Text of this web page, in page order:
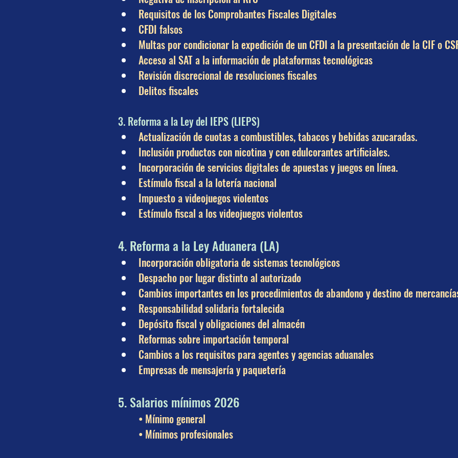
Requisitos de los Comprobantes Fiscales Digitales
CFDI falsos
Multas por condicionar la expedición de un CFDI a la presentación de la CIF o
Acceso al SAT a la información de plataformas tecnológicas
Revisión discrecional de resoluciones fiscales
Delitos fiscales
3. Reforma a la Ley del IEPS (LIEPS)
Actualización de cuotas a combustibles, tabacos y bebidas azucaradas.
Inclusión productos con nicotina y con edulcorantes artificiales.
Incorporación de servicios digitales de apuestas y juegos en línea.
Estímulo fiscal a la lotería nacional
Impuesto a videojuegos violentos
Estímulo fiscal a los videojuegos violentos
4. Reforma a la Ley Aduanera (LA)
Incorporación obligatoria de sistemas tecnológicos
Despacho por lugar distinto al autorizado
Cambios importantes en los procedimientos de abandono y destino de
Responsabilidad solidaria fortalecida
Depósito fiscal y obligaciones del almacén
Reformas sobre importación temporal
Cambios a los requisitos para agentes y agencias aduanales
Empresas de mensajería y paquetería
5. Salarios mínimos 2026
• Mínimo general
• Mínimos profesionales